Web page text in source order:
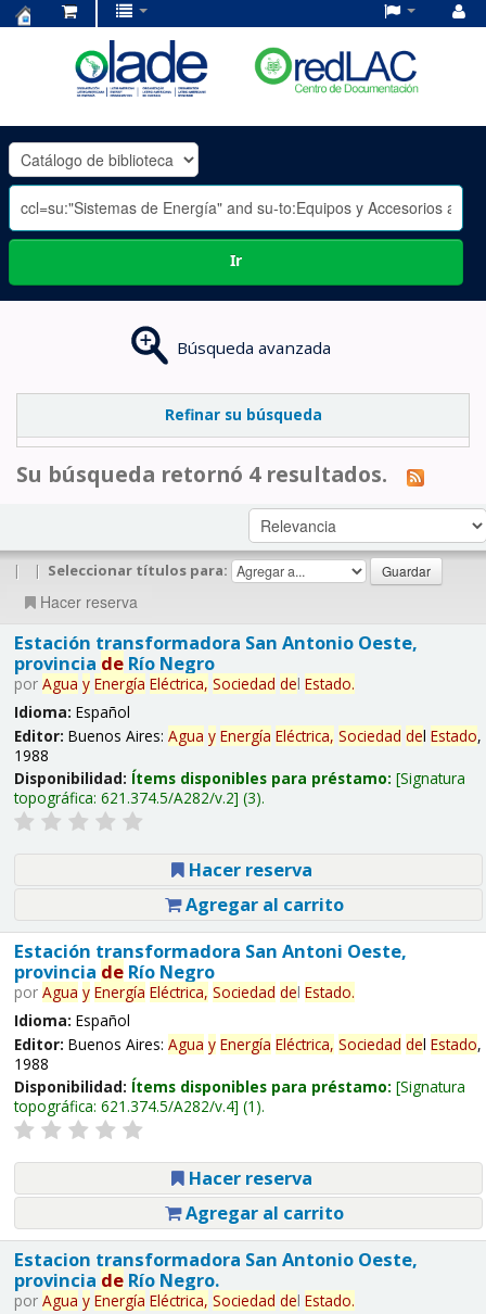
OLADE
-
Ir
Búsqueda avanzada
Refinar su búsqueda
Su búsqueda retornó 4 resultados.
| | Seleccionar títulos para:
Hacer reserva
Estación transformadora San Antonio Oeste,
provincia deRío Negro
por Agua y Energía Eléctrica, Sociedad del Estado.
Idioma: Español
Editor: Buenos Aires: Agua y Energía Eléctrica, Sociedad del Estado,
1988
Disponibilidad: Ítems disponibles para préstamo: Signatura
topográfica: 621.374.5/A282/v.2 (3).
Hacer reserva
Agregar al carrito
Estación transformadora San Antoni Oeste,
provincia deRío Negro
por Agua y Energía Eléctrica, Sociedad del Estado.
Idioma: Español
Editor: Buenos Aires: Agua y Energía Eléctrica, Sociedad del Estado,
1988
Disponibilidad: Ítems disponibles para préstamo: Signatura
topográfica: 621.374.5/A282/v.4 (1).
Hacer reserva
Agregar al carrito
Estacion transformadora San Antonio Oeste,
provincia deRío Negro.
por Agua y Energía Eléctrica, Sociedad del Estado.